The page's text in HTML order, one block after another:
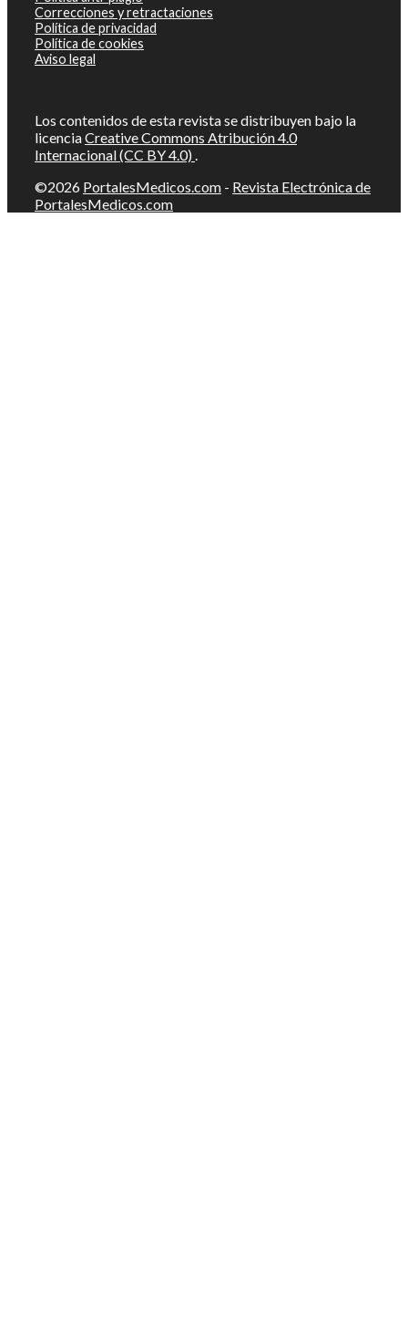
Correcciones y retractaciones
Política de privacidad
Política de cookies
Aviso legal
Los contenidos de esta revista se distribuyen bajo la
licenciaCreative Commons Atribución 4.0
Internacional (CC BY 4.0) .
©2026 PortalesMedicos.com - Revista Electrónica de
PortalesMedicos.com